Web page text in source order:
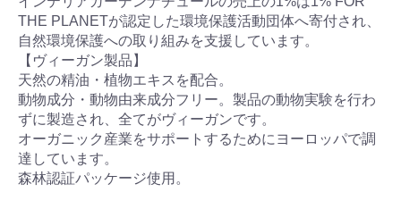
THE PLANETが認定した環境保護活動団体へ寄付され、
自然環境保護への取り組みを支援しています。
【ヴィーガン製品】
天然の精油・植物エキスを配合。
動物成分・動物由来成分フリー。製品の動物実験を行わ
ずに製造され、全てがヴィーガンです。
オーガニック産業をサポートするためにヨーロッパで調
達しています。
森林認証パッケージ使用。